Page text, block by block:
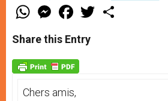
W
t
s
p
p
M
e
s
e
g
e
F
a
e
b
o
k
w
Share this Entry
Chers amis,